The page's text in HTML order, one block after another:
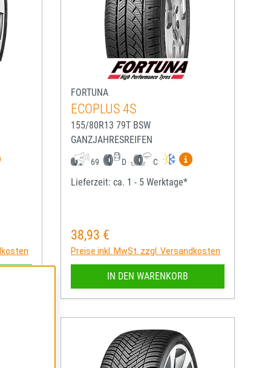
Mehr Informationen zum EU-Reifenlabel anzeigen
FORTUNA
ECOPLUS 4S
155/80R13 79T BSW
GANZJAHRESREIFEN
69 D C
Mehr
Lieferzeit: ca. 1 - 5 Werktage*
Regulärer Preis:
38,93 €
Preise inkl. MwSt. zzgl. Versandkosten
IN DEN WARENKORB